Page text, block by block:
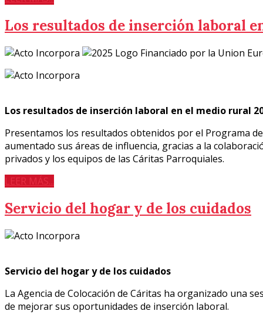
Los resultados de inserción laboral
Los resultados de inserción laboral en el medio rural
Presentamos los resultados obtenidos por el Programa
aumentado sus áreas de influencia, gracias a la
privados y los equipos de las Cáritas Parroquiales.
LEER MÁS...
Servicio del hogar y de los cuidados
Servicio del hogar y de los cuidados
La Agencia de Colocación de Cáritas ha organizado una
de mejorar sus oportunidades de inserción laboral.